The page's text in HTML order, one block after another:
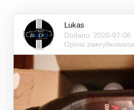
Lukas
Dodano: 2020-07-06
Opinia zweryfikowana